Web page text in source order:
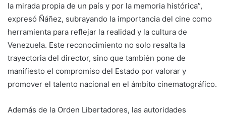
la mirada propia de un país y por la memoria histórica”,
expresó Ñáñez, subrayando la importancia del cine como
herramienta para reflejar la realidad y la cultura de
Venezuela. Este reconocimiento no solo resalta la
trayectoria del director, sino que también pone de
manifiesto el compromiso del Estado por valorar y
promover el talento nacional en el ámbito cinematográfico.
Además de la Orden Libertadores, las autoridades